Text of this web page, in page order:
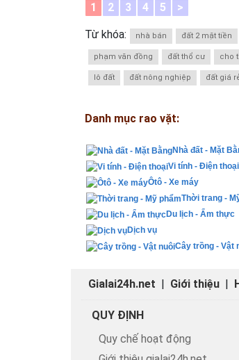
1
2 3 4 5 >
Từ khóa: nhà bán đất 2 mặt tiền
phạm văn đồng đất thổ cư cho
lô đất đất nông nghiệp đất giá
Danh mục rao vặt:
Nhà đất - Mặt
Vi tính - Điện thoại
Ôtô - Xe máy
Thời trang -
Du lịch - Ẩm thực
Dịch vụ
Cây trồng - Vật
Gialai24h.net | Giới thiệu |
QUY ĐỊNH
Quy chế hoạt động